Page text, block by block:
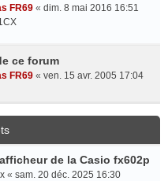
FR69 « dim. 8 mai 2016 16:51
ce forum
FR69 « ven. 15 avr. 2005 17:04
de la Casio fx602p
« sam. 20 déc. 2025 16:30